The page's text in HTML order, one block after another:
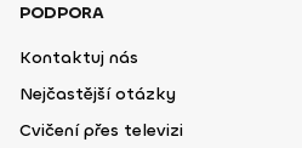
PODPORA
Kontaktuj nás
Nejčastější otázky
Cvičení přes televizi